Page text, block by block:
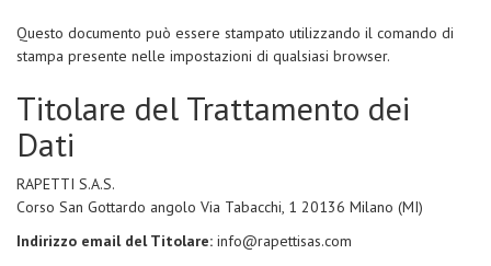
Questo documento può essere stampato utilizzando il comando di
stampa presente nelle impostazioni di qualsiasi browser.
Titolare del Trattamento dei
Dati
RAPETTI S.A.S.
Corso San Gottardo angolo Via Tabacchi, 1 20136 Milano (MI)
Indirizzo email del Titolare: info@rapettisas.com